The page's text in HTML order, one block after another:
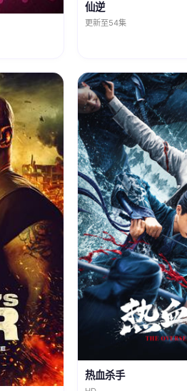
仙逆
更新至54集
热血杀手